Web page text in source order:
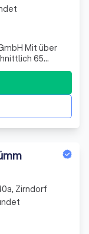
über
65
verlässlicher
Zirndorf